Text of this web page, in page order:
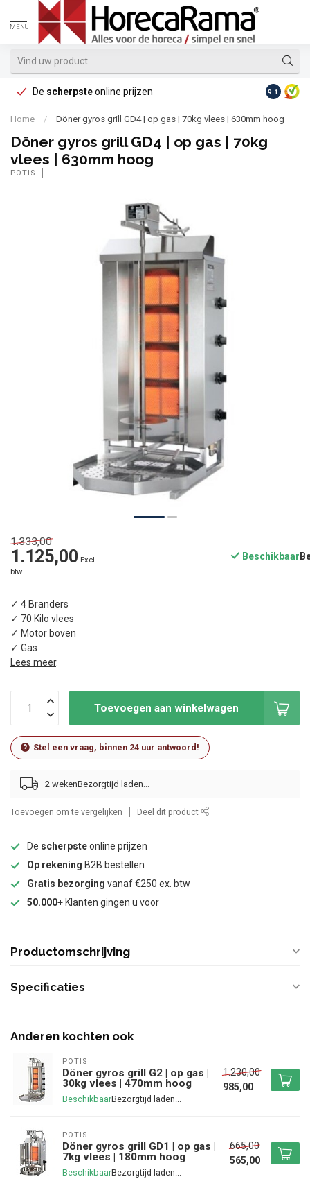
MENU
De scherpsteonline prijzen Op
9.1
Home / Döner gyros grill GD4 | op gas | 70kg vlees | 630mm hoog
Döner gyros grill GD4 | op gas | 70kg
vlees | 630mm hoog
POTIS
1.333,00
1.125,00 Excl.
btw
Beschikbaar
✓ 4 Branders
✓ 70 Kilo vlees
✓ Motor boven
✓ Gas
Lees meer.
Toevoegen aan winkelwagen
Stel een vraag, binnen 24 uur antwoord!
2 weken
Toevoegen om te vergelijken Deel dit product
De scherpsteonline prijzen
Op rekening B2B bestellen
Gratis bezorging vanaf €250 ex. btw
50.000+ Klanten gingen u voor
Productomschrijving
Specificaties
Anderen kochten ook
POTIS
Döner gyros grill G2 | op gas |
30kg vlees | 470mm hoog
Beschikbaar
1.230,00
985,00
POTIS
Döner gyros grill GD1 | op gas |
7kg vlees | 180mm hoog
Beschikbaar
665,00
565,00